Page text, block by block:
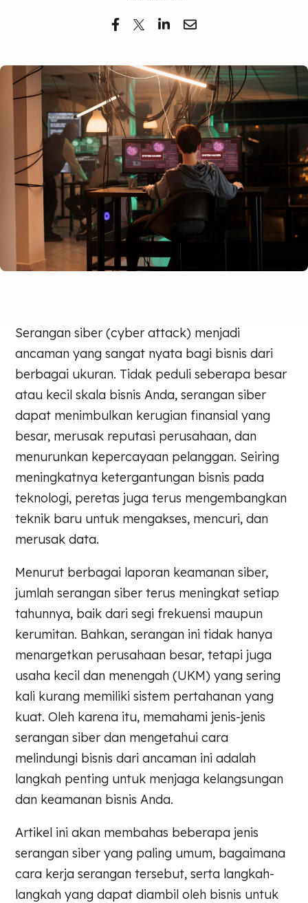
Serangan siber (cyber attack) menjadi
ancaman yang sangat nyata bagi bisnis dari
berbagai ukuran. Tidak peduli seberapa besar
atau kecil skala bisnis Anda, serangan siber
dapat menimbulkan kerugian finansial yang
besar, merusak reputasi perusahaan, dan
menurunkan kepercayaan pelanggan. Seiring
meningkatnya ketergantungan bisnis pada
teknologi, peretas juga terus mengembangkan
teknik baru untuk mengakses, mencuri, dan
merusak data.
Menurut berbagai laporan keamanan siber,
jumlah serangan siber terus meningkat setiap
tahunnya, baik dari segi frekuensi maupun
kerumitan. Bahkan, serangan ini tidak hanya
menargetkan perusahaan besar, tetapi juga
usaha kecil dan menengah (UKM) yang sering
kali kurang memiliki sistem pertahanan yang
kuat. Oleh karena itu, memahami jenis-jenis
serangan siber dan mengetahui cara
melindungi bisnis dari ancaman ini adalah
langkah penting untuk menjaga kelangsungan
dan keamanan bisnis Anda.
Artikel ini akan membahas beberapa jenis
serangan siber yang paling umum, bagaimana
cara kerja serangan tersebut, serta langkah-
langkah yang dapat diambil oleh bisnis untuk